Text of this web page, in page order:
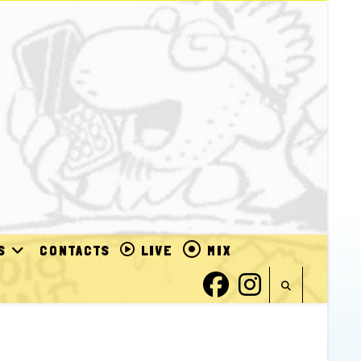
CONTACTS LIVE MIX